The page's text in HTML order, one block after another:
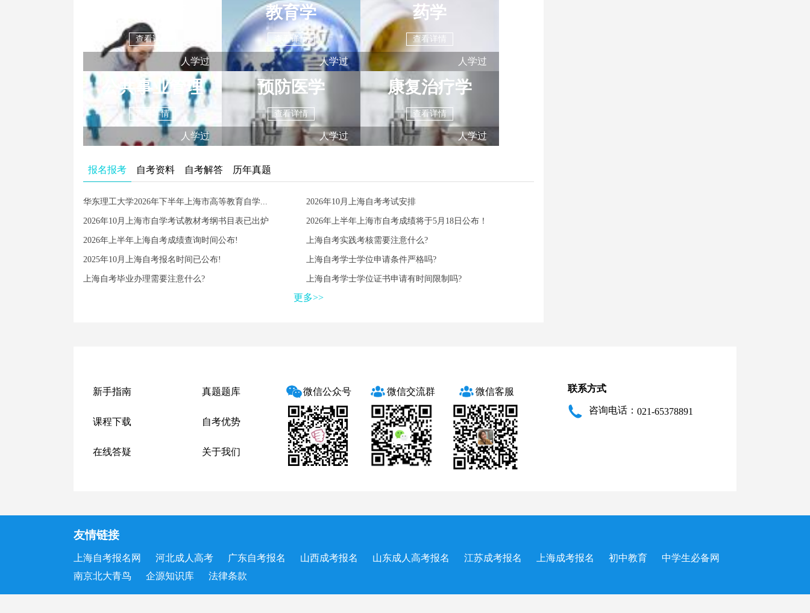
查看详情
人学过
教育学
查看详情
人学过
药学
查看详情
人学过
公共事业管理
查看详情
人学过
预防医学
查看详情
人学过
康复治疗学
查看详情
人学过
报名报考 自考资料 自考解答 历年真题
华东理工大学2026年下半年上海市高等教育自学... 2026年10月上海自考考试安排
2026年10月上海市自学考试教材考纲书目表已出炉 2026年上半年上海市自考成绩将于5月18日公布！
2026年上半年上海自考成绩查询时间公布! 上海自考实践考核需要注意什么?
2025年10月上海自考报名时间已公布! 上海自考学士学位申请条件严格吗?
上海自考毕业办理需要注意什么? 上海自考学士学位证书申请有时间限制吗?
更多>>
新手指南 真题题库
课程下载 自考优势
在线答疑 关于我们
微信公众号 微信交流群 微信客服 联系方式
咨询电话： 021-65378891
友情链接
上海自考报名网 河北成人高考 广东自考报名 山西成考报名 山东成人高考报名 江苏成考报名 上海成考报名 初中教育
中学生必备网
南京北大青鸟
企源知识库 法律条款